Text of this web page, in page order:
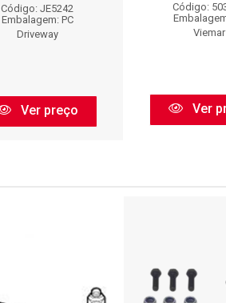
Código: JE5242
Embalagem: PC
Driveway
Ver preço
Código:
Viemar
Ver